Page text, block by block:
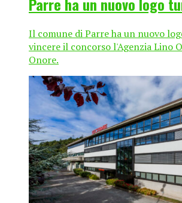
Parre ha un nuovo logo
Il comune di Parre ha un nuovo
vincere il concorso l'Agenzia Lino
Onore.